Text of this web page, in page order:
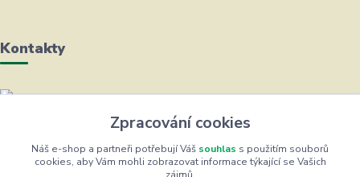
Kontakty
Helena Bayerová
+420 604 711 491
(Po-Čt, 8-16 hod.)
Zpracování cookies
Náš e-shop a partneři potřebují Váš souhlas s použitím souborů
cookies, aby Vám mohli zobrazovat informace týkající se Vašich
zájmů.